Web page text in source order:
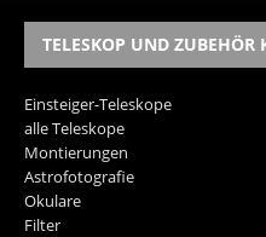
TELESKOP UND ZUBEHÖR
Einsteiger-Teleskope
alle Teleskope
Montierungen
Astrofotografie
Okulare
Filter